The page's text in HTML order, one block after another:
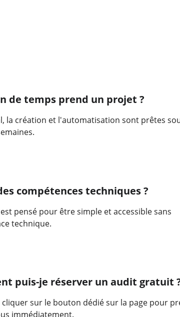
de temps prend un projet ?
la création et l'automatisation sont prêtes
compétences techniques ?
pensé pour être simple et accessible sans
technique.
puis-je réserver un audit gratuit
cliquer sur le bouton dédié sur la page pour
immédiatement.